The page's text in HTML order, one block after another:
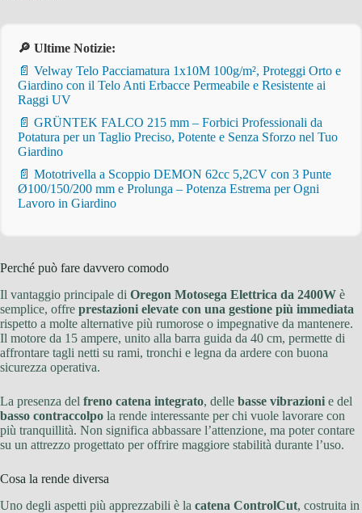
🔎 Ultime Notizie:
📄 Velway Telo Pacciamatura 1x10M 100g/m², Proteggi Orto e
Giardino con il Telo Anti Erbacce Permeabile e Resistente ai
Raggi UV
📄 GRÜNTEK FALCO 215 mm – Forbici Professionali da
Potatura per un Taglio Preciso, Potente e Senza Sforzo nel Tuo
Giardino
📄 Mototrivella a Scoppio DEMON 62cc 5,2CV con 3 Punte
Ø100/150/200 mm e Prolunga – Potenza Estrema per Ogni
Lavoro in Giardino
Perché può fare davvero comodo
Il vantaggio principale di Oregon Motosega Elettrica da 2400W è
semplice, offre prestazioni elevate con una gestione più immediata
rispetto a molte alternative più rumorose o impegnative da mantenere.
Il motore da 15 ampere, unito alla barra guida da 40 cm, permette di
affrontare tagli netti su rami, tronchi e legna da ardere con buona
sicurezza operativa.
La presenza del freno catena integrato, delle basse vibrazioni e del
basso contraccolpo la rende interessante per chi vuole lavorare con
più tranquillità. Non significa abbassare l’attenzione, ma poter contare
su un attrezzo progettato per offrire maggiore stabilità durante l’uso.
Cosa la rende diversa
Uno degli aspetti più apprezzabili è la catena ControlCut, costruita in